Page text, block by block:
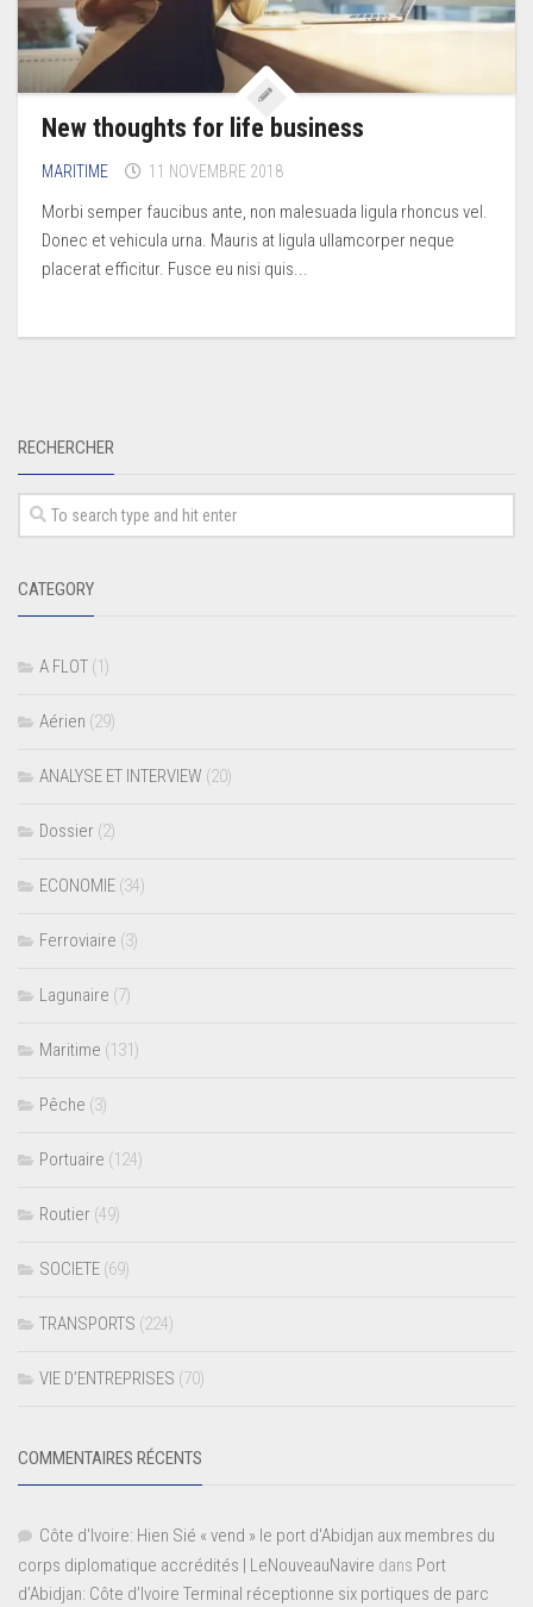
New thoughts for life business
MARITIME 11 NOVEMBRE 2018
Morbi semper faucibus ante, non malesuada ligula rhoncus vel.
Donec et vehicula urna. Mauris at ligula ullamcorper neque
placerat efficitur. Fusce eu nisi quis...
RECHERCHER
CATEGORY
A FLOT (1)
Aérien (29)
ANALYSE ET INTERVIEW (20)
Dossier (2)
ECONOMIE (34)
Ferroviaire (3)
Lagunaire (7)
Maritime (131)
Pêche (3)
Portuaire (124)
Routier (49)
SOCIETE (69)
TRANSPORTS (224)
VIE D’ENTREPRISES (70)
COMMENTAIRES RÉCENTS
Côte d'Ivoire: Hien Sié « vend » le port d'Abidjan aux membres du
corps diplomatique accrédités | LeNouveauNavire dans Port
d’Abidjan: Côte d’Ivoire Terminal réceptionne six portiques de parc